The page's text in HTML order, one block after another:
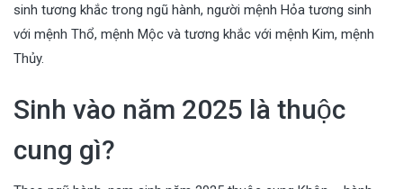
sinh tương khắc trong ngũ hành, người mệnh Hỏa tương sinh
với mệnh Thổ, mệnh Mộc và tương khắc với mệnh Kim, mệnh
Thủy.
Sinh vào năm 2025 là thuộc
cung gì?